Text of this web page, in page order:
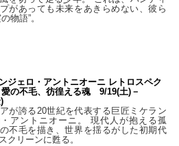
があっても未来をあきらめない、彼ら
物語”。
ジェロ・アントニオーニ レトロスペク
の不毛、彷徨える魂 9/19(土)－
が誇る20世紀を代表する巨匠ミケラン
アントニオーニ。 現代人が抱える孤
不毛を描き、世界を揺るがした初期代
クリーンに甦る。